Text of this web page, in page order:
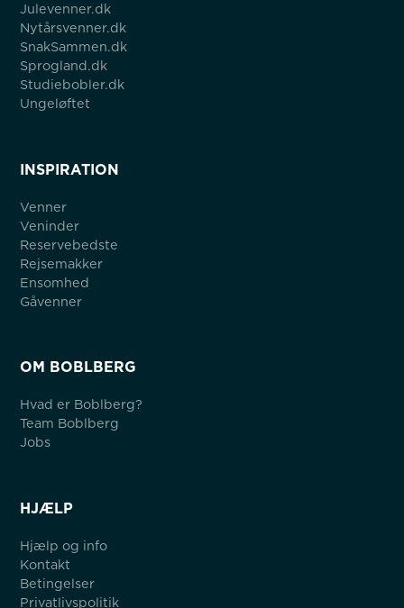
Julevenner.dk
Nytårsvenner.dk
SnakSammen.dk
Sprogland.dk
Studiebobler.dk
Ungeløftet
INSPIRATION
Venner
Veninder
Reservebedste
Rejsemakker
Ensomhed
Gåvenner
OM BOBLBERG
Hvad er Boblberg?
Team Boblberg
Jobs
HJÆLP
Hjælp og info
Kontakt
Betingelser
Privatlivspolitik